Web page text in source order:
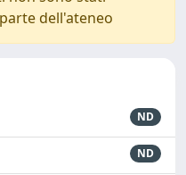
dell'ateneo
ND
ND